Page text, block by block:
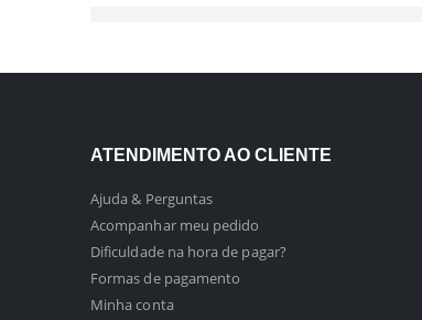
ATENDIMENTO AO CLIENTE
Ajuda & Perguntas
Acompanhar meu pedido
Dificuldade na hora de pagar?
Formas de pagamento
Minha conta